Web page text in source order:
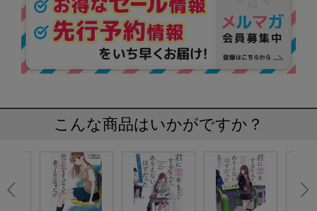
こんな商品はいかがですか？